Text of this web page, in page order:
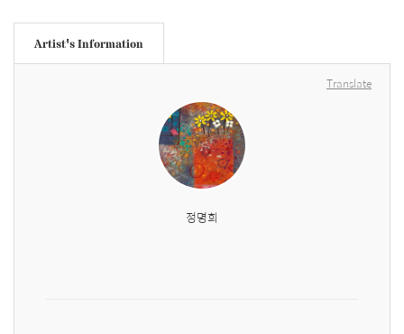
Artist's Information
Translate
정명희